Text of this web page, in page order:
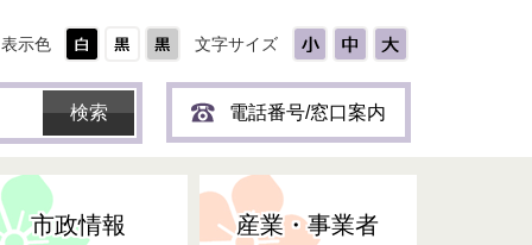
表示色 文字サイズ
電話番号/窓口案内
市政情報 産業・事業者